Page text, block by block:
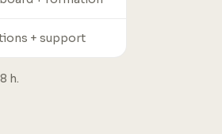
+ support
h.